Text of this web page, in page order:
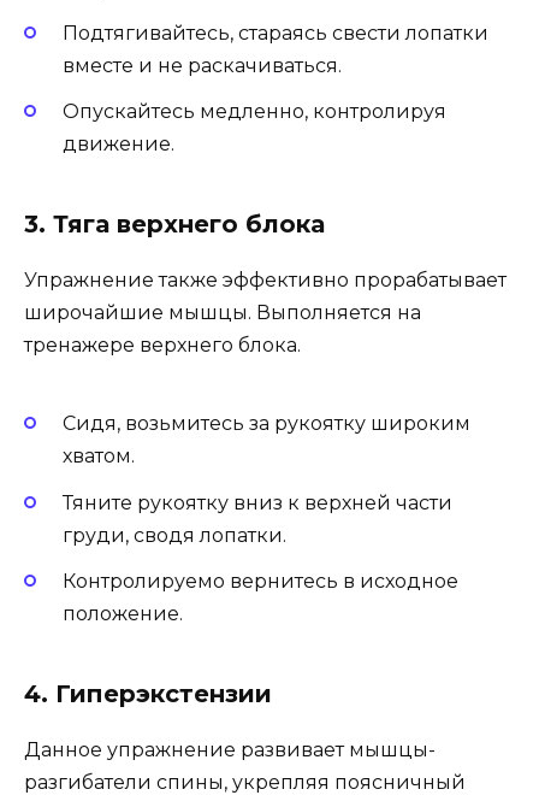
Подтягивайтесь, стараясь свести лопатки
вместе и не раскачиваться.
Опускайтесь медленно, контролируя
движение.
3. Тяга верхнего блока
Упражнение также эффективно прорабатывает
широчайшие мышцы. Выполняется на
тренажере верхнего блока.
Сидя, возьмитесь за рукоятку широким
хватом.
Тяните рукоятку вниз к верхней части
груди, сводя лопатки.
Контролируемо вернитесь в исходное
положение.
4. Гиперэкстензии
Данное упражнение развивает мышцы-
разгибатели спины, укрепляя поясничный